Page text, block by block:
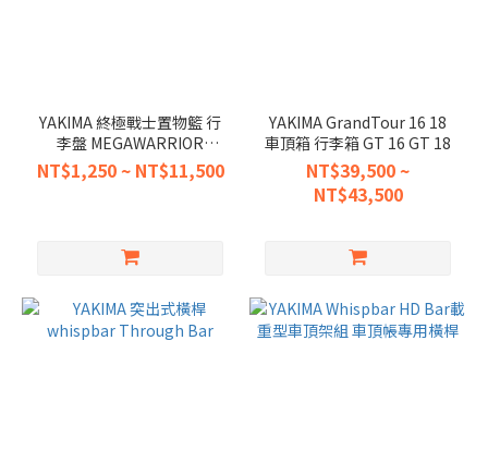
YAKIMA 終極戰士置物籃 行
李盤 MEGAWARRIOR
#8007080 延伸架 #8007082
NT$1,250 ~ NT$11,500
YAKIMA GrandTour 16 18
車頂箱 行李箱 GT 16 GT 18
NT$39,500 ~
NT$43,500